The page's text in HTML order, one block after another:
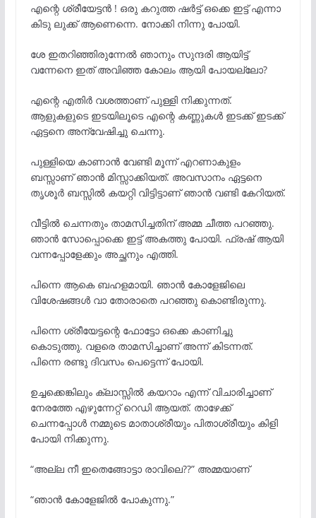
എന്റെ ശ്രീയേട്ടൻ ! ഒരു കറുത്ത ഷർട്ട് ഒക്കെ ഇട്ട് എന്നാ
കിടു ലുക്ക്‌ ആണെന്നെ. നോക്കി നിന്നു പോയി.
ശേ ഇതറിഞ്ഞിരുന്നേൽ ഞാനും സുന്ദരി ആയിട്ട്
വന്നേനെ ഇത് അവിഞ്ഞ കോലം ആയി പോയല്ലോ?
എന്റെ എതിർ വശത്താണ് പുള്ളി നിക്കുന്നത്.
ആളുകളുടെ ഇടയിലൂടെ എന്റെ കണ്ണുകൾ ഇടക്ക് ഇടക്ക്
ഏട്ടനെ അന്വേഷിച്ചു ചെന്നു.
പുള്ളിയെ കാണാൻ വേണ്ടി മൂന്ന് എറണാകുളം
ബസ്സാണ് ഞാൻ മിസ്സാക്കിയത്. അവസാനം ഏട്ടനെ
തൃശൂർ ബസ്സിൽ കയറ്റി വിട്ടിട്ടാണ് ഞാൻ വണ്ടി കേറിയത്.
വീട്ടിൽ ചെന്നതും താമസിച്ചതിന് അമ്മ ചീത്ത പറഞ്ഞു.
ഞാൻ സോപ്പൊക്കെ ഇട്ട് അകത്തു പോയി. ഫ്രഷ് ആയി
വന്നപ്പോളേക്കും അച്ഛനും എത്തി.
പിന്നെ ആകെ ബഹളമായി. ഞാൻ കോളേജിലെ
വിശേഷങ്ങൾ വാ തോരാതെ പറഞ്ഞു കൊണ്ടിരുന്നു.
പിന്നെ ശ്രീയേട്ടന്റെ ഫോട്ടോ ഒക്കെ കാണിച്ചു
കൊടുത്തു. വളരെ താമസിച്ചാണ് അന്ന് കിടന്നത്.
പിന്നെ രണ്ടു ദിവസം പെട്ടെന്ന് പോയി.
ഉച്ചക്കെങ്കിലും ക്ലാസ്സിൽ കയറാം എന്ന് വിചാരിച്ചാണ്
നേരത്തേ എഴുന്നേറ്റ് റെഡി ആയത്. താഴേക്ക്
ചെന്നപ്പോൾ നമ്മുടെ മാതാശ്രീയും പിതാശ്രീയും കിളി
പോയി നിക്കുന്നു.
“അല്ല നീ ഇതെങ്ങോട്ടാ രാവിലെ??” അമ്മയാണ്
“ഞാൻ കോളേജിൽ പോകുന്നു.”